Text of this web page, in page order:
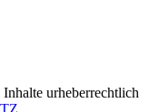
urheberrechtlich